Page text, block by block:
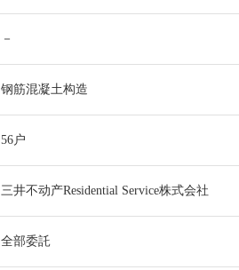
－
钢筋混凝土构造
56户
三井不动产Residential Service株式会社
全部委託